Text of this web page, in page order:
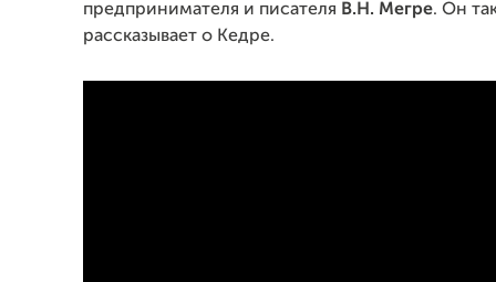
предпринимателя и писателя В.Н. Мегре. Он
рассказывает о Кедре.